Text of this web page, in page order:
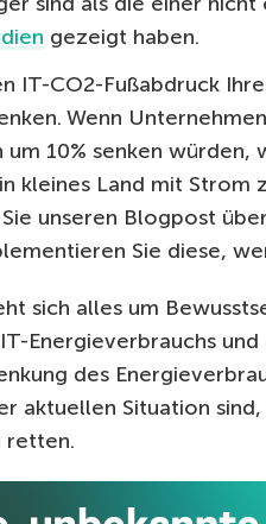
gezeigt haben.
IT-CO2-Fußabdruck
Wenn
um 10% senken würden,
kleines Land mit Strom
unseren Blogpost
Sie diese,
sich alles um
Energieverbrauchs
des
aktuellen Situation
retten.